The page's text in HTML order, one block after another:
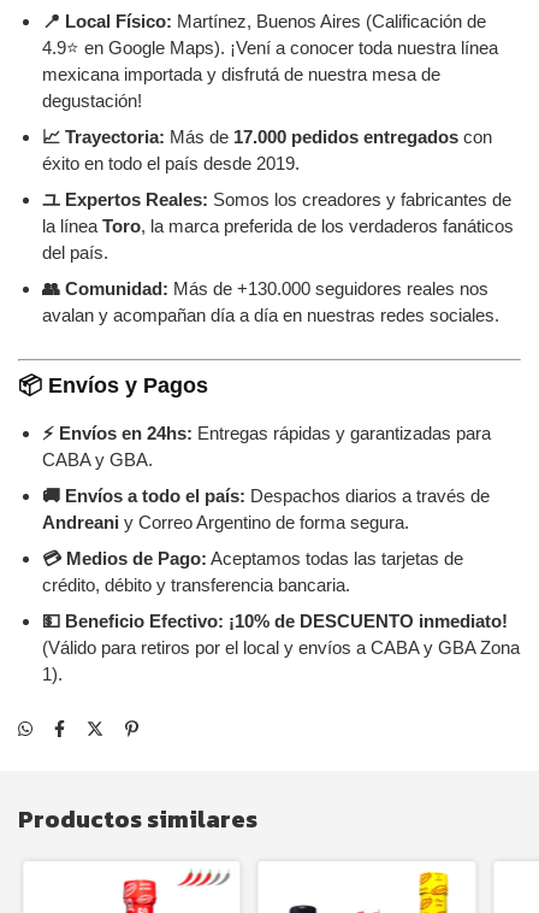
📍 Local Físico: Martínez, Buenos Aires (Calificación de
4.9⭐ en Google Maps). ¡Vení a conocer toda nuestra línea
mexicana importada y disfrutá de nuestra mesa de
degustación!
📈 Trayectoria: Más de 17.000 pedidos entregados con
éxito en todo el país desde 2019.
ユ Expertos Reales: Somos los creadores y fabricantes de
la línea Toro, la marca preferida de los verdaderos fanáticos
del país.
👥 Comunidad: Más de +130.000 seguidores reales nos
avalan y acompañan día a día en nuestras redes sociales.
📦 Envíos y Pagos
⚡ Envíos en 24hs: Entregas rápidas y garantizadas para
CABA y GBA.
🚚 Envíos a todo el país: Despachos diarios a través de
Andreani y Correo Argentino de forma segura.
💳 Medios de Pago: Aceptamos todas las tarjetas de
crédito, débito y transferencia bancaria.
💵 Beneficio Efectivo: ¡10% de DESCUENTO inmediato!
(Válido para retiros por el local y envíos a CABA y GBA Zona
1).
Productos similares